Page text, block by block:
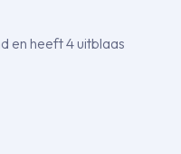
en heeft 4 uitblaas